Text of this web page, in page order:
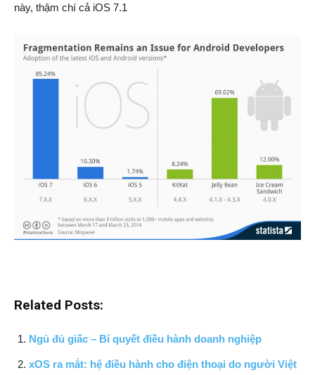
này, thậm chí cả iOS 7.1
Related Posts:
Ngủ đủ giấc – Bí quyết điều hành doanh nghiệp
xOS ra mắt: hệ điều hành cho điện thoại do người Việt